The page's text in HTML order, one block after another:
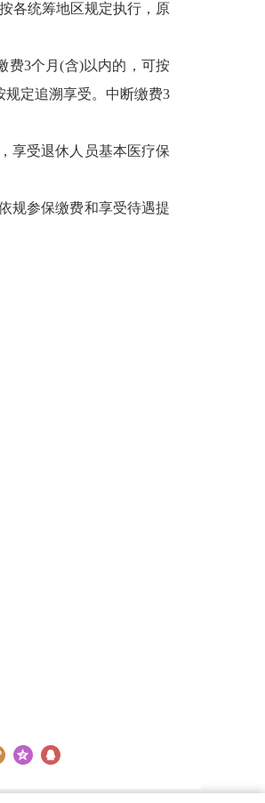
各统筹地区规定执行，原
费3个月(含)以内的，可按
定追溯享受。中断缴费3
享受退休人员基本医疗保
规参保缴费和享受待遇提